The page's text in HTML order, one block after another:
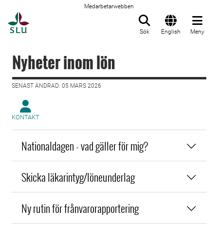
Medarbetarwebben
Sök English Meny
Nyheter inom lön
SENAST ÄNDRAD: 05 MARS 2026
KONTAKT
Nationaldagen - vad gäller för mig?
Skicka läkarintyg/löneunderlag
Ny rutin för frånvarorapportering